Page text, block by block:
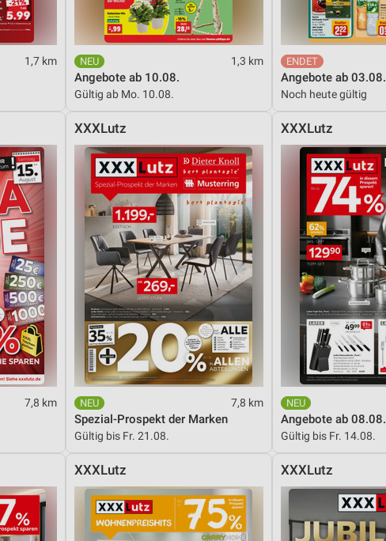
1,7 km 1,3 km
Angebote ab 10.08.
Gültig ab Mo. 10.08.
Angebote ab 03.08.
Noch heute gültig
7,8 km
XXXLutz
7,8 km
Spezial-Prospekt der Marken
Gültig bis Fr. 21.08.
XXXLutz
Angebote ab 08.08.
Gültig bis Fr. 14.08.
XXXLutz XXXLutz
personalisierter Inhalte
oder Kombinationen von Daten aus verschiedenen
von Inhalten
Informationen identifizieren